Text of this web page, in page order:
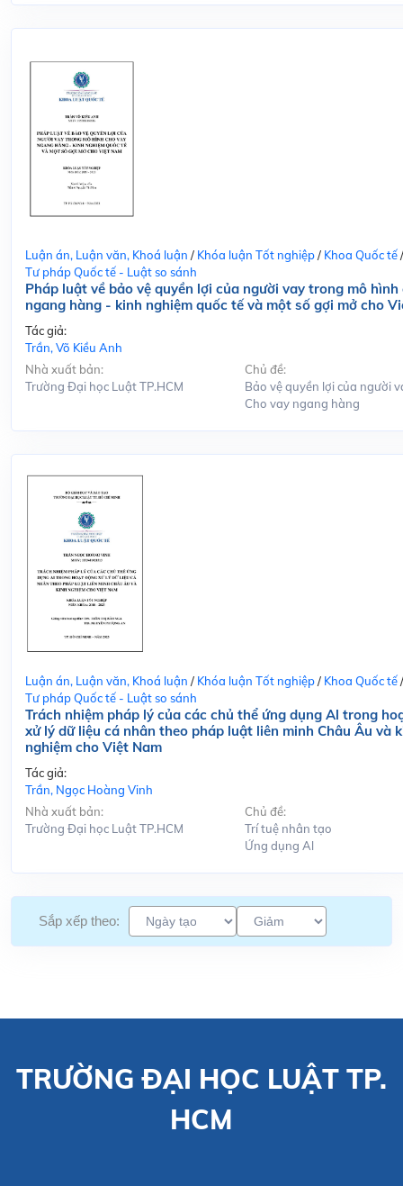
Luận án, Luận văn, Khoá luận / Khóa luận Tốt nghiệp/ Khoa Quốc tế/
Tư pháp Quốc tế - Luật so sánh
Pháp luật về bảo vệ quyền lợi của người vay trong mô hình
ngang hàng - kinh nghiệm quốc tế và một số gợi mở cho
Tác giả:
Trần, Võ Kiều Anh
Nhà xuất bản:
Trường Đại học Luật TP.HCM
Chủ đề:
Bảo vệ quyền lợi của người
Cho vay ngang hàng
Luận án, Luận văn, Khoá luận / Khóa luận Tốt nghiệp/ Khoa Quốc tế/
Tư pháp Quốc tế - Luật so sánh
Trách nhiệm pháp lý của các chủ thể ứng dụng Al trong
xử lý dữ liệu cá nhân theo pháp luật liên minh Châu Âu và
nghiệm cho Việt Nam
Tác giả:
Trần, Ngọc Hoàng Vinh
Nhà xuất bản:
Trường Đại học Luật TP.HCM
Chủ đề:
Trí tuệ nhân tạo
Ứng dụng Al
Sắp xếp theo:
TRƯỜNG ĐẠI HỌC LUẬT TP.
HCM